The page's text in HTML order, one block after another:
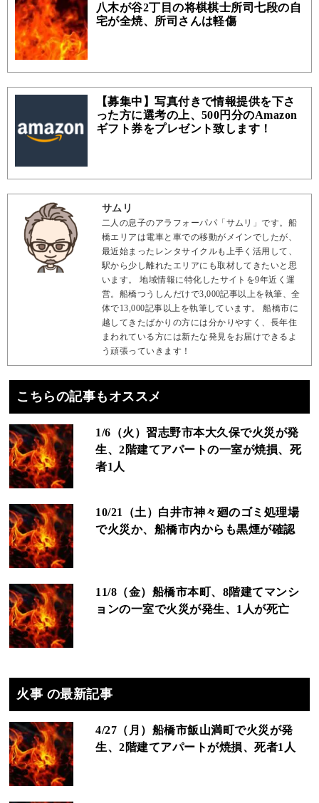
八木が谷2丁目の将棋棋士所司七段の自
宅が全焼、所司さんは軽傷
【募集中】写真付きで情報提供を下さ
った方に選考の上、500円分のAmazon
ギフト券をプレゼント致します！
サムリ
二人の息子のアラフォーパパ「サムリ」です。船
橋エリアは電車と車での移動がメインでしたが、
最近始まったレンタサイクルも上手く活用して、
駅から少し離れたエリアにも取材してきたいと思
います。 地域情報に特化したサイトを9年近く運
営。船橋つうしんだけで3,000記事以上を執筆、全
体で13,000記事以上を執筆しています。 船橋市に
越してきたばかりの方には分かりやすく、長年住
まわれている方には新たな発見をお届けできるよ
う頑張っていきます！
こちらの記事もオススメ
1/6（火）習志野市本大久保で火災が発
生、2階建てアパートの一室が焼損、死
者1人
10/21（土）白井市神々廻のゴミ処理場
で火災か、船橋市内からも黒煙が確認
11/8（金）船橋市本町、8階建てマンシ
ョンの一室で火災が発生、1人が死亡
火事 の最新記事
4/27（月）船橋市飯山満町で火災が発
生、2階建てアパートが焼損、死者1人